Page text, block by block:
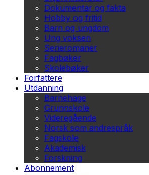
Dokumentar og fakta
Hobby og fritid
Barn og ungdom
Ung voksen
Serieromaner
Fagbøker
Skolebøker
Forfattere
Utdanning
Barnehage
Grunnskole
Videregående
Norsk som andrespråk
Fagskole
Akademisk
Forskning
Abonnement